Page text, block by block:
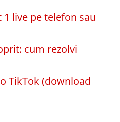
live pe telefon sau
cum rezolvi
TikTok (download